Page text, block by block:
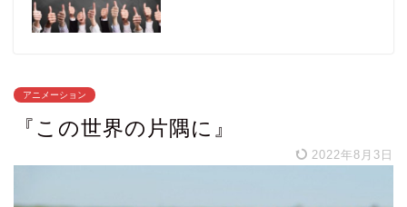
アニメーション
『この世界の片隅に』
2022年8月3日